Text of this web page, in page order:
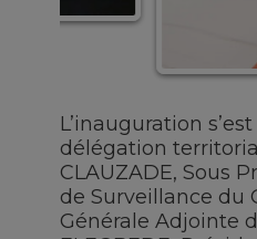
L’inauguration
délégation
CLAUZADE, Sous
de Surveillance du
Générale Adjointe